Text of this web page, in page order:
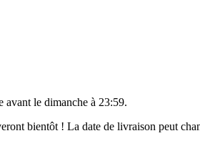
avant le dimanche à 23:59.
bientôt ! La date de livraison peut